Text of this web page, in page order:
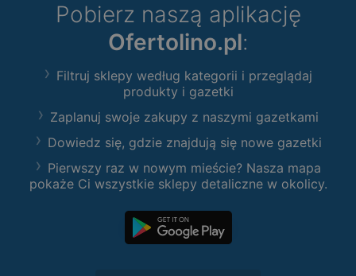
Pobierz naszą aplikację
Ofertolino.pl:
Filtruj sklepy według kategorii i przeglądaj
produkty i gazetki
Zaplanuj swoje zakupy z naszymi gazetkami
Dowiedz się, gdzie znajdują się nowe gazetki
Pierwszy raz w nowym mieście? Nasza mapa
pokaże Ci wszystkie sklepy detaliczne w okolicy.